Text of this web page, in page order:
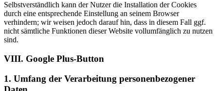
Selbstverständlich kann der Nutzer die Installation der Cookies
durch eine entsprechende Einstellung an seinem Browser
verhindern; wir weisen jedoch darauf hin, dass in diesem Fall ggf.
nicht sämtliche Funktionen dieser Website vollumfänglich zu nutzen
sind.
VIII. Google Plus-Button
1. Umfang der Verarbeitung personenbezogener